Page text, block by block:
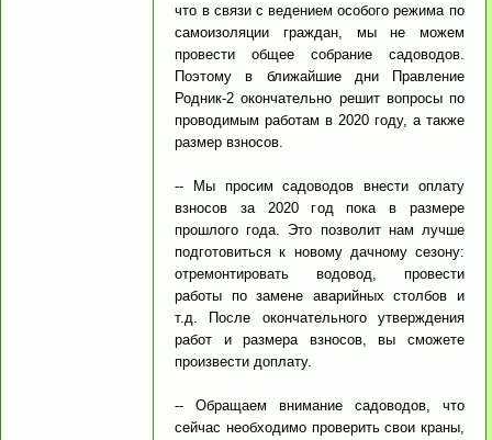
что в связи с ведением особого режима по
самоизоляции граждан, мы не можем
провести общее собрание садоводов.
Поэтому в ближайшие дни Правление
Родник-2 окончательно решит вопросы по
проводимым работам в 2020 году, а также
размер взносов.
-- Мы просим садоводов внести оплату
взносов за 2020 год пока в размере
прошлого года. Это позволит нам лучше
подготовиться к новому дачному сезону:
отремонтировать водовод, провести
работы по замене аварийных столбов и
т.д. После окончательного утверждения
работ и размера взносов, вы сможете
произвести доплату.
-- Обращаем внимание садоводов, что
сейчас необходимо проверить свои краны,